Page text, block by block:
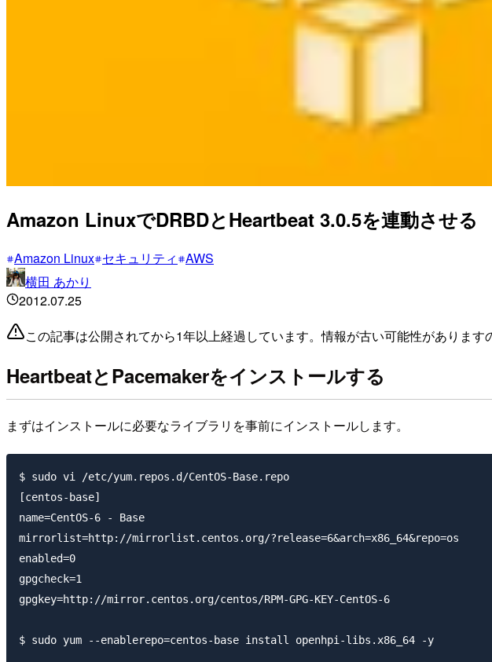
Amazon LinuxでDRBDとHeartbeat 3.0.5を連動させる
Amazon Linux セキュリティ AWS
横田 あかり
2012.07.25
この記事は公開されてから1年以上経過しています。情報が古い可能性があります
HeartbeatとPacemakerをインストールする
まずはインストールに必要なライブラリを事前にインストールします。
$ sudo vi /etc/yum.repos.d/CentOS-Base.repo
[centos-base]
name=CentOS-6 - Base
mirrorlist=http://mirrorlist.centos.org/?release=6&arch=x86_64&repo=os
enabled=0
gpgcheck=1
gpgkey=http://mirror.centos.org/centos/RPM-GPG-KEY-CentOS-6
$ sudo yum --enablerepo=centos-base install openhpi-libs.x86_64 -y